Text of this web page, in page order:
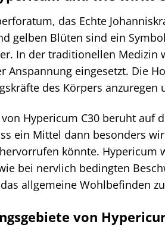
das Echte
gelben Blüten sind ein
In der traditionellen Medizin
Anspannung eingesetzt. Die
des Körpers
Hypericum C30 beruht auf
ein Mittel dann besonders
könnte. Hypericum
bei nervlich bedingten
allgemeine Wohlbefinden
von